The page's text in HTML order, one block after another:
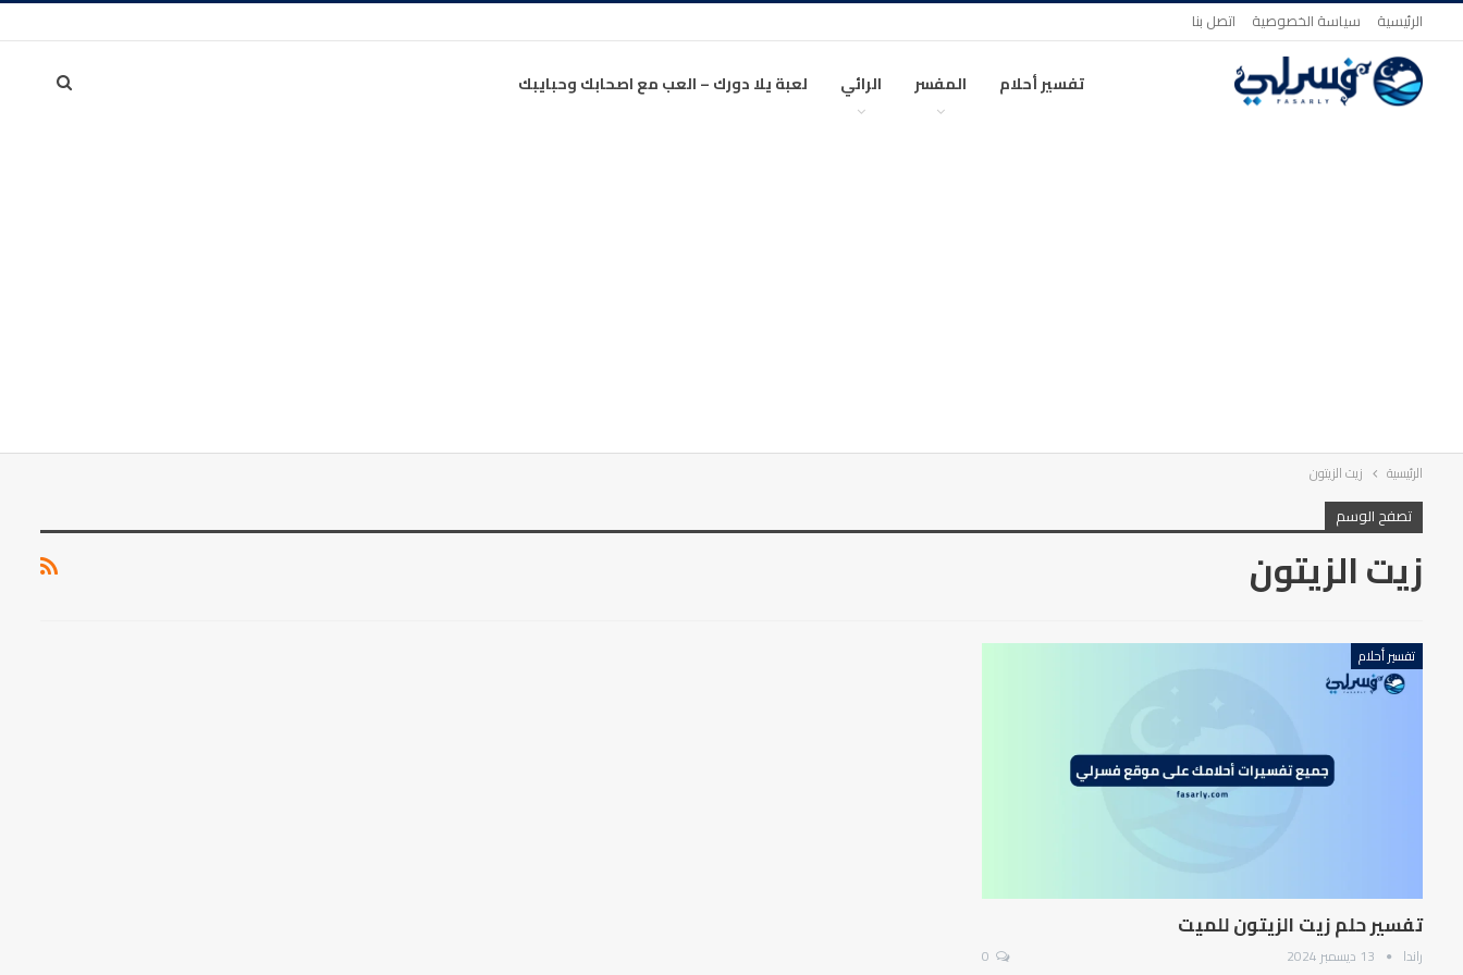
الرئيسية سياسة الخصوصية اتصل بنا
تفسير أحلام المفسر الرائي لعبة يلا دورك – العب مع اصحابك وحبايبك
الرئيسية زيت الزيتون
تصفح الوسم
زيت الزيتون
تفسير أحلام
تفسير حلم زيت الزيتون للميت
راندا 13 ديسمبر 2024